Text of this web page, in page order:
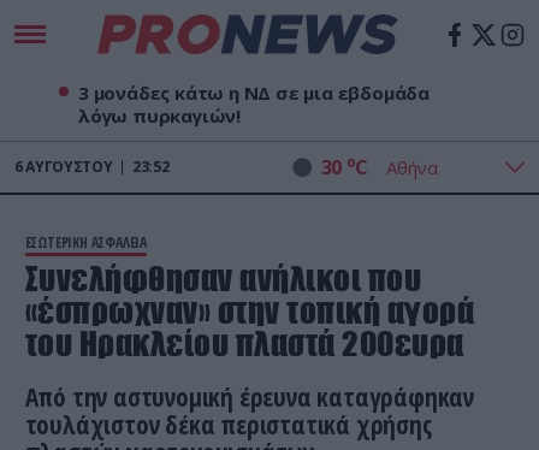
3 μονάδες κάτω η ΝΔ σε μια εβδομάδα
λόγω πυρκαγιών!
6ΑΥΓΟΎΣΤΟΥ 23:52 30 oC
ΕΣΩΤΕΡΙΚΗ ΑΣΦΑΛΕΙΑ
Συνελήφθησαν ανήλικοι που
«έσπρωχναν» στην τοπική αγορά
του Ηρακλείου πλαστά 200ευρα
Από την αστυνομική έρευνα καταγράφηκαν
τουλάχιστον δέκα περιστατικά χρήσης